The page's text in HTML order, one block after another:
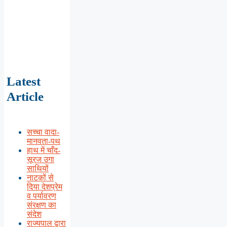
Latest
Article
सच्चा वादा-
मानवता-पथ
हाथ में चाँद-
सूरज उगा
साथियों
नाटकों से
दिया देशप्रेम
व पर्यावरण
संरक्षण का
संदेश
राज्यपाल द्वारा